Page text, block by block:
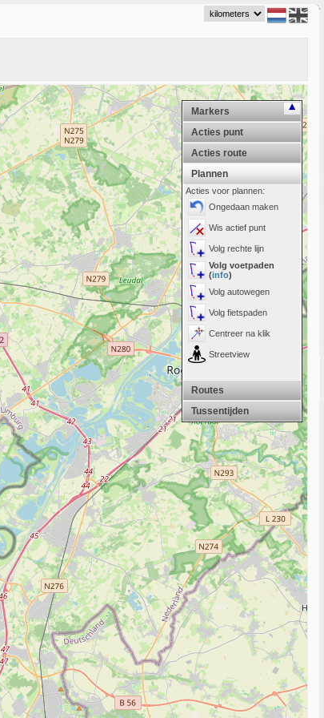
Markers
Acties punt
Acties route
Plannen
Acties voor plannen:
Ongedaan maken
Wis actief punt
Volg rechte lijn
Volg voetpaden
(info)
Volg autowegen
Volg fietspaden
Centreer na klik
Streetview
Routes
Tussentijden